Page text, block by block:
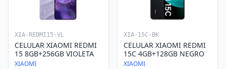
XIA-REDMI15-VL
CELULAR XIAOMI REDMI
15 8GB+256GB VIOLETA
XIAOMI
XIA-15C-BK
CELULAR XIAOMI REDMI
15C 4GB+128GB NEGRO
XIAOMI